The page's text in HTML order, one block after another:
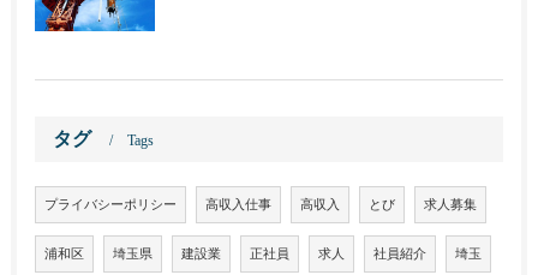
タグ Tags
プライバシーポリシー 高収入仕事 高収入 とび 求人募集
浦和区 埼玉県 建設業 正社員 求人 社員紹介 埼玉